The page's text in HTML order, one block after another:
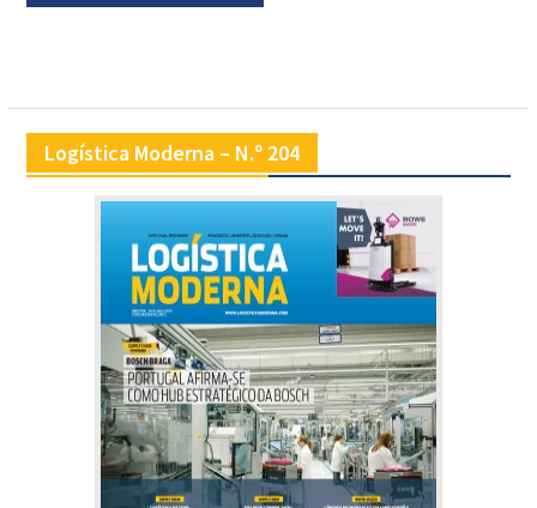
Logística Moderna – N.º 204